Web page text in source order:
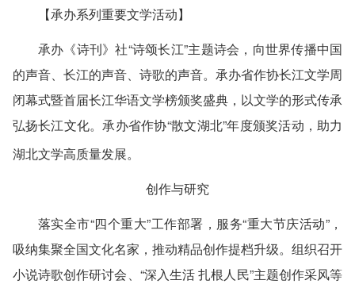
【承办系列重要文学活动】
承办《诗刊》社“诗颂长江”主题诗会，向世界传播中国
的声音、长江的声音、诗歌的声音。承办省作协长江文学周
闭幕式暨首届长江华语文学榜颁奖盛典，以文学的形式传承
弘扬长江文化。承办省作协“散文湖北”年度颁奖活动，助力
湖北文学高质量发展。
创作与研究
落实全市“四个重大”工作部署，服务“重大节庆活动”，
吸纳集聚全国文化名家，推动精品创作提档升级。组织召开
小说诗歌创作研讨会、“深入生活 扎根人民”主题创作采风等